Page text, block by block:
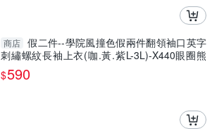
商店 假二件--學院風撞色假兩件翻領袖口英字
刺繡螺紋長袖上衣(咖.黃.紫L-3L)-X440眼圈熊
中大尺碼
$590